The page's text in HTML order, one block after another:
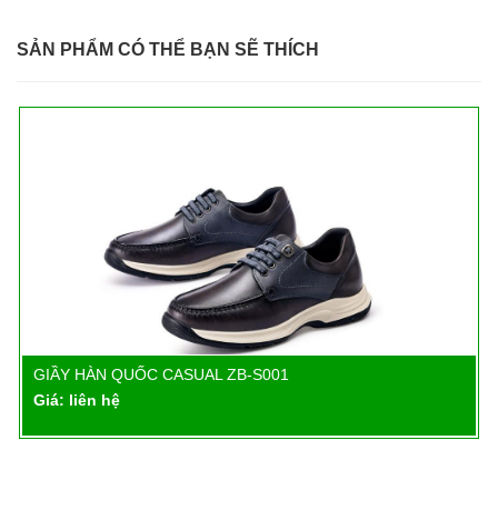
SẢN PHẨM CÓ THỂ BẠN SẼ THÍCH
Chi tiết
GIẦY HÀN QUỐC CASUAL ZB-S001
Giá: liên hệ